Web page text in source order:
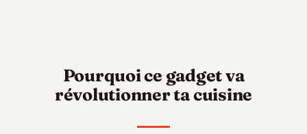
Pourquoi ce gadget va
révolutionner ta cuisine